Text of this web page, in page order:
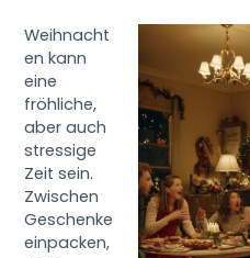
Weihnacht
en kann
eine
fröhliche,
aber auch
stressige
Zeit sein.
Zwischen
Geschenke
einpacken,